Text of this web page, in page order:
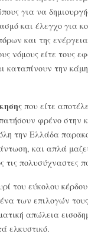
για να
και έλεγχο για
και της
νόμους είτε τους
καταπίνουν την
που είτε
φρένο
την Ελλάδα
και απλά
πολυσύχναστες
του εύκολου
των επιλογών
απώλεια
ελκυστικό.